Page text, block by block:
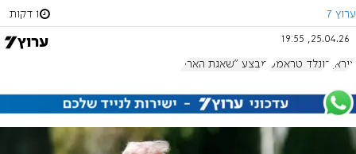
ערוץ 7 1 דקות
25.04.26, 19:55
איראן דונלד טראמפ מבצע "שאגת הארי"